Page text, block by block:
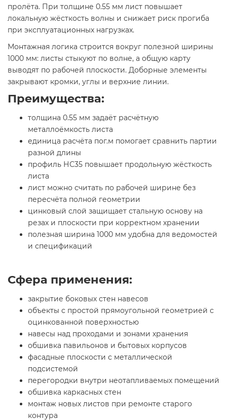
пролёта. При толщине 0.55 мм лист повышает
локальную жёсткость волны и снижает риск прогиба
при эксплуатационных нагрузках.
Монтажная логика строится вокруг полезной ширины
1000 мм: листы стыкуют по волне, а общую карту
выводят по рабочей плоскости. Доборные элементы
закрывают кромки, углы и верхние линии.
Преимущества:
толщина 0.55 мм задаёт расчётную
металлоёмкость листа
единица расчёта пог.м помогает сравнить партии
разной длины
профиль НС35 повышает продольную жёсткость
листа
лист можно считать по рабочей ширине без
пересчёта полной геометрии
цинковый слой защищает стальную основу на
резах и плоскости при корректном хранении
полезная ширина 1000 мм удобна для ведомостей
и спецификаций
Сфера применения:
закрытие боковых стен навесов
объекты с простой прямоугольной геометрией с
оцинкованной поверхностью
навесы над проходами и зонами хранения
обшивка павильонов и бытовых корпусов
фасадные плоскости с металлической
подсистемой
перегородки внутри неотапливаемых помещений
обшивка каркасных стен
монтаж новых листов при ремонте старого
контура